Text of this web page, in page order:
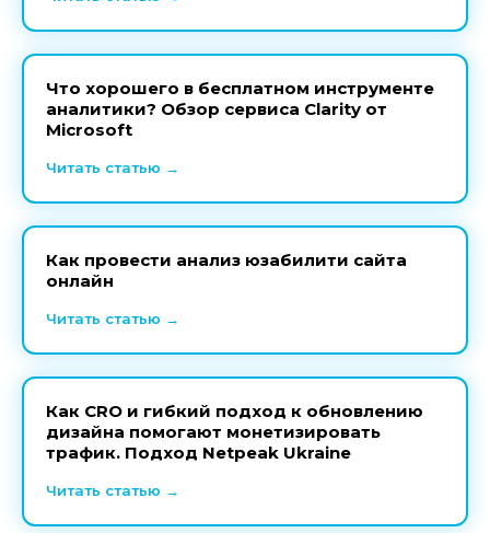
Что хорошего в бесплатном инструменте
аналитики? Обзор сервиса Clarity от
Microsoft
Читать статью →
Как провести анализ юзабилити сайта
онлайн
Читать статью →
Как CRO и гибкий подход к обновлению
дизайна помогают монетизировать
трафик. Подход Netpeak Ukraine
Читать статью →